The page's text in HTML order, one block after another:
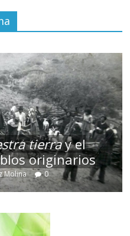
tierray el
originarios
Molina 0